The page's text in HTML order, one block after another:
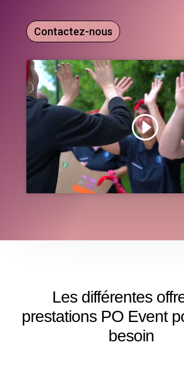
Contactez-nous
Cliquez sur « J’accepte » pour
J’accepte
Les différentes
prestations PO Event
besoin